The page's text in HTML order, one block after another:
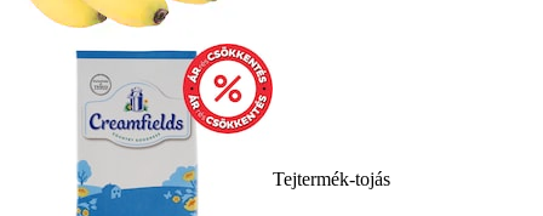
Tejtermék-tojás